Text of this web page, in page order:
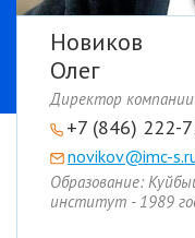
Новиков
Олег
Директор компании
+7 (846) 222-
novikov@imc-
Образование:
институт - 1989